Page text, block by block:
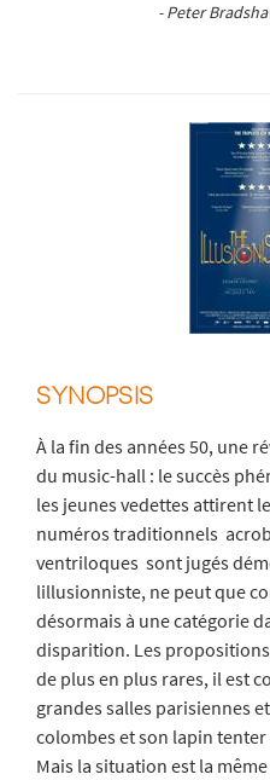
- Peter
SYNOPSIS
À la fin des années 50, une
du music-hall : le succès
les jeunes vedettes attirent
numéros traditionnels 
ventriloques  sont jugés
lillusionniste, ne peut que
désormais à une catégorie
disparition. Les
de plus en plus rares, il est
grandes salles parisiennes
colombes et son lapin tenter
Mais la situation est la